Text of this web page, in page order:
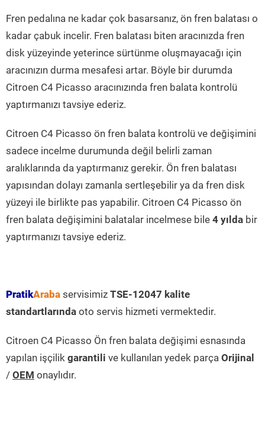
Fren pedalına ne kadar çok basarsanız, ön fren balatası o
kadar çabuk incelir. Fren balatası biten aracınızda fren
disk yüzeyinde yeterince sürtünme oluşmayacağı için
aracınızın durma mesafesi artar. Böyle bir durumda
Citroen C4 Picasso aracınızında fren balata kontrolü
yaptırmanızı tavsiye ederiz.
Citroen C4 Picasso ön fren balata kontrolü ve değişimini
sadece incelme durumunda değil belirli zaman
aralıklarında da yaptırmanız gerekir. Ön fren balatası
yapısından dolayı zamanla sertleşebilir ya da fren disk
yüzeyi ile birlikte pas yapabilir. Citroen C4 Picasso ön
fren balata değişimini balatalar incelmese bile 4 yılda bir
yaptırmanızı tavsiye ederiz.
PratikAraba servisimiz TSE-12047 kalite
standartlarında oto servis hizmeti vermektedir.
Citroen C4 Picasso Ön fren balata değişimi esnasında
yapılan işçilik garantili ve kullanılan yedek parça Orijinal
/ OEM onaylıdır.